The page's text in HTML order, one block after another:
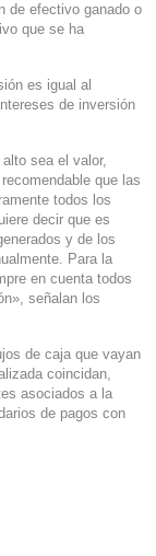
de efectivo ganado o
que se ha
es igual al
de inversión
sea el valor,
que las
todos los
decir que es
y de los
Para la
en cuenta todos
señalan los
de caja que vayan
coincidan,
asociados a la
de pagos con